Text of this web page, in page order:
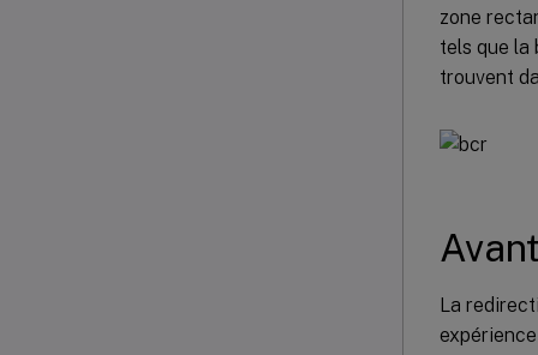
zone
tels que la
trouvent
La